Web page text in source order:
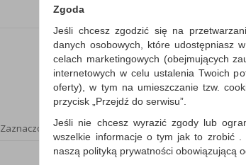
Zaznaczono
Zgoda
Jeśli chcesz zgodzić się na
danych osobowych, które udostępniasz
celach marketingowych (obejmujących
internetowych w celu ustalenia Twoich
oferty), w tym na umieszczanie tzw.
przycisk „Przejdź do serwisu”.
Jeśli nie chcesz wyrazić zgody lub
wszelkie informacje o tym jak to zrobić
naszą polityką prywatności obowiązującą